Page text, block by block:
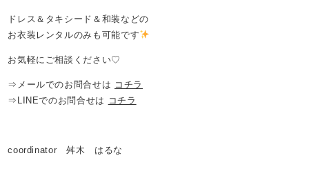
ドレス＆タキシード＆和装などの
お衣装レンタルのみも可能です
お気軽にご相談ください♡
⇒メールでのお問合せは コチラ
⇒LINEでのお問合せは コチラ
coordinator 舛木 はるな